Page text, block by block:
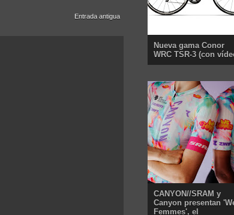
Entrada antigua
Nueva gama Conor
WRC TSR-3 (con
CANYON//SRAM y
Canyon presentan
Femmes', el